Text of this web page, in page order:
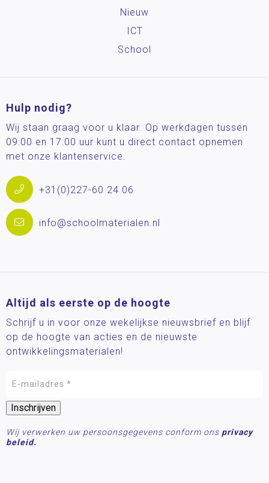
Nieuw
ICT
School
Hulp nodig?
Wij staan graag voor u klaar. Op werkdagen tussen
09:00 en 17:00 uur kunt u direct contact opnemen
met onze klantenservice.
+31(0)227-60 24 06
info@schoolmaterialen.nl
Altijd als eerste op de hoogte
Schrijf u in voor onze wekelijkse nieuwsbrief en blijf
op de hoogte van acties en de nieuwste
ontwikkelingsmaterialen!
Wij verwerken uw persoonsgegevens conform ons privacy
beleid.